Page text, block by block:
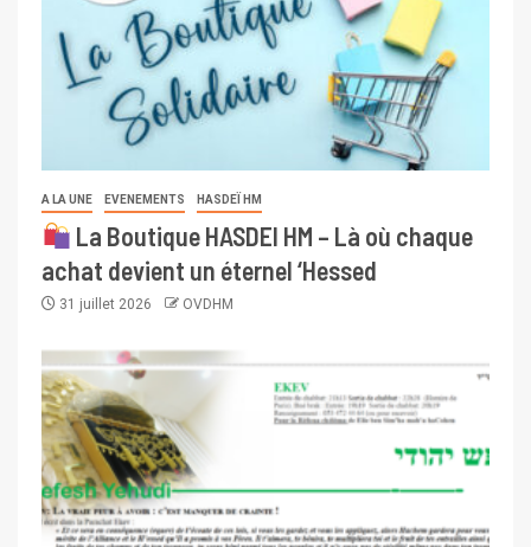
A LA UNE EVENEMENTS HASDEÏ HM
La Boutique HASDEI HM – Là où chaque
achat devient un éternel ‘Hessed
31 juillet 2026 OVDHM